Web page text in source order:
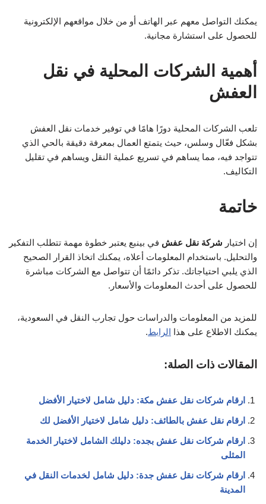
يمكنك التواصل معهم عبر الهاتف أو من خلال مواقعهم الإلكترونية
للحصول على استشارة مجانية.
أهمية الشركات المحلية في نقل
العفش
تلعب الشركات المحلية دورًا هامًا في توفير خدمات نقل العفش
بشكل فعّال وسلس، حيث يتمتع العمال بمعرفة دقيقة بالحي الذي
تتواجد فيه، مما يساهم في تسريع عملية النقل ويساهم في تقليل
التكاليف.
خاتمة
إن اختيار شركة نقل عفش في بينبع يعتبر خطوة مهمة تتطلب التفكير
والتحليل. باستخدام المعلومات أعلاه، يمكنك اتخاذ القرار الصحيح
الذي يلبي احتياجاتك. تذكر دائمًا أن تتواصل مع الشركات مباشرة
للحصول على أحدث المعلومات والأسعار.
للمزيد من المعلومات والدراسات حول تجارب النقل في السعودية،
يمكنك الاطلاع على هذا الرابط.
المقالات ذات الصلة:
ارقام شركات نقل عفش مكة: دليل شامل لاختيار الأفضل
ارقام نقل عفش بالطائف: دليل شامل لاختيار الأفضل لك
ارقام شركات نقل عفش بجده: دليلك الشامل لاختيار الخدمة
المثلى
ارقام شركات نقل عفش جدة: دليل شامل لخدمات النقل في
المدينة